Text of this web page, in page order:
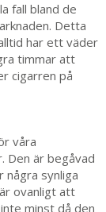
fall bland de
Detta
har ett väder
timmar att
cigarren på
våra
Den är begåvad
synliga
ovanligt att
minst då den